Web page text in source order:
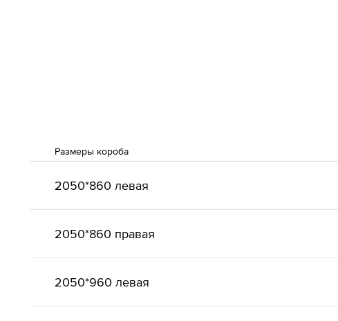
Размеры короба
2050*860 левая
2050*860 правая
2050*960 левая